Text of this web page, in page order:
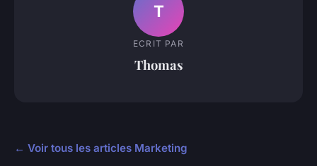
T
ECRIT PAR
Thomas
← Voir tous les articles Marketing